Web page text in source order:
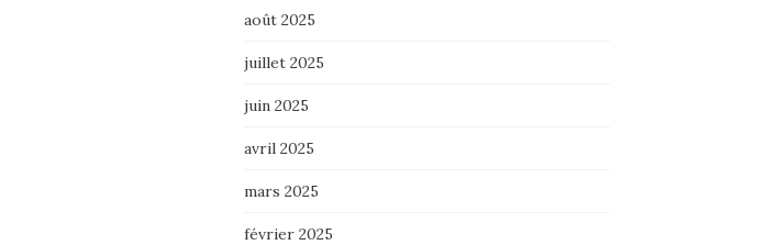
août 2025
juillet 2025
juin 2025
avril 2025
mars 2025
février 2025